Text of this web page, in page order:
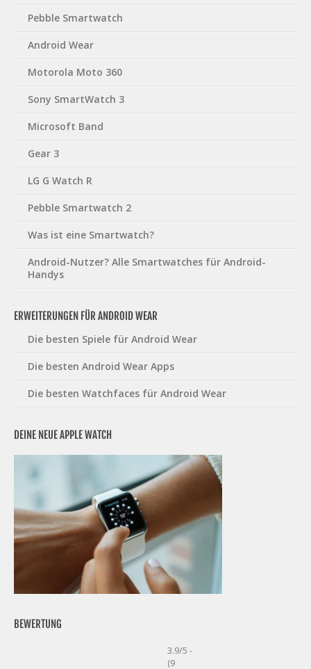
Pebble Smartwatch
Android Wear
Motorola Moto 360
Sony SmartWatch 3
Microsoft Band
Gear 3
LG G Watch R
Pebble Smartwatch 2
Was ist eine Smartwatch?
Android-Nutzer? Alle Smartwatches für Android-
Handys
ERWEITERUNGEN FÜR ANDROID WEAR
Die besten Spiele für Android Wear
Die besten Android Wear Apps
Die besten Watchfaces für Android Wear
DEINE NEUE APPLE WATCH
BEWERTUNG
3.9/5 -
(9